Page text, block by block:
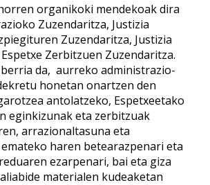
organikoki mendekoak dira
Zuzendaritza, Justizia
Zuzendaritza, Justizia
Zerbitzuen Zuzendaritza.
da, aurreko administrazio-
honetan onartzen den
antolatzeko, Espetxeetako
eginkizunak eta zerbitzuak
arrazionaltasuna eta
haren betearazpenari eta
ezarpenari, bai eta giza
materialen kudeaketan